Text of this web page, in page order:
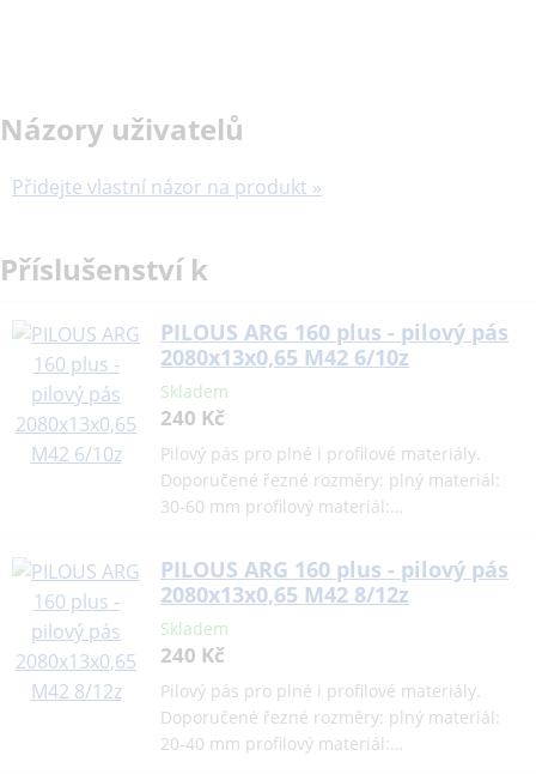
Názory uživatelů
Přidejte vlastní názor na produkt »
Příslušenství k
PILOUS ARG 160 plus - pilový pás
2080x13x0,65 M42 6/10z
Skladem
240 Kč
Pilový pás pro plné i profilové materiály.
Doporučené řezné rozměry: plný materiál:
30-60 mm profilový materiál:…
PILOUS ARG 160 plus - pilový pás
2080x13x0,65 M42 8/12z
Skladem
240 Kč
Pilový pás pro plné i profilové materiály.
Doporučené řezné rozměry: plný materiál:
20-40 mm profilový materiál:…